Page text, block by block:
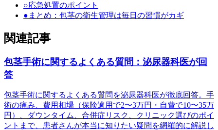
○応急処置のポイント
● まとめ：包茎の衛生管理は毎日の習慣がカギ
関連記事
包茎手術に関するよくある質問：泌尿器科医が回
答
包茎手術に関するよくある質問を泌尿器科医が徹底回答。手
術の痛み、費用相場（保険適用で2〜3万円・自費で10〜35万
円）、ダウンタイム、合併症リスク、クリニック選びのポイ
ントまで、患者さんが本当に知りたい疑問を網羅的に解説し